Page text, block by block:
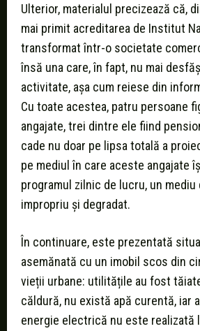
Ulterior, materialul precizează că,
mai primit acreditarea de Institut
transformat într-o societate
însă una care, în fapt, nu mai
activitate, așa cum reiese din
Cu toate acestea, patru persoane
angajate, trei dintre ele fiind
cade nu doar pe lipsa totală a
pe mediul în care aceste angajate
programul zilnic de lucru, un
impropriu și degradat.
În continuare, este prezentată
asemănată cu un imobil scos din
vieții urbane: utilitățile au fost
căldură, nu există apă curentă, iar
energie electrică nu este realizată